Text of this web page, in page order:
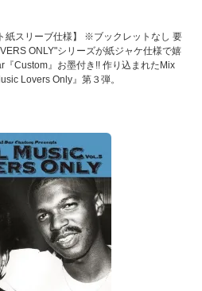
紙スリーブ仕様】 ※ブックレットなし 要
ONLY"シリーズが紙ジャケ仕様で嬉
『Custom』お墨付き!! 作り込まれたMix
Lovers Only』第３弾。